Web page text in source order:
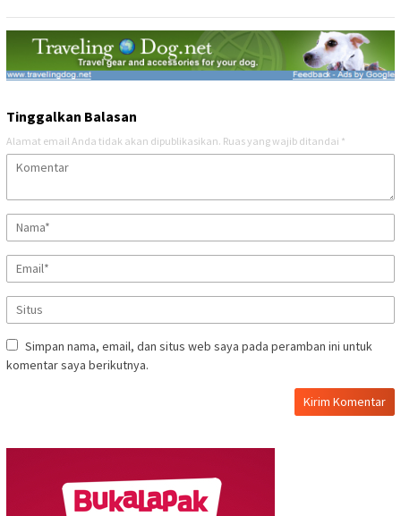
Tinggalkan Balasan
Alamat email Anda tidak akan dipublikasikan. Ruas yang wajib ditandai *
Simpan nama, email, dan situs web saya pada peramban ini untuk
komentar saya berikutnya.